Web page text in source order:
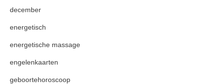
december
energetisch
energetische massage
engelenkaarten
geboortehoroscoop